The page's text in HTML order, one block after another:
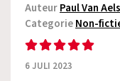
AuteurPaul Van
CategorieNon-
6 JULI 2023